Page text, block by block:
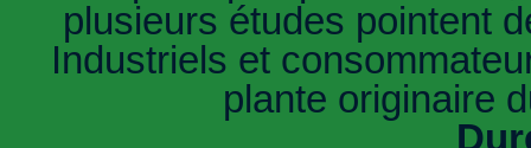
plusieurs études pointent
Industriels et
plante originaire